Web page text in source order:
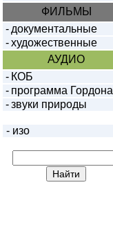
ФИЛЬМЫ
- документальные
- художественные
АУДИО
- КОБ
- программа Гордона
- звуки природы
- изо